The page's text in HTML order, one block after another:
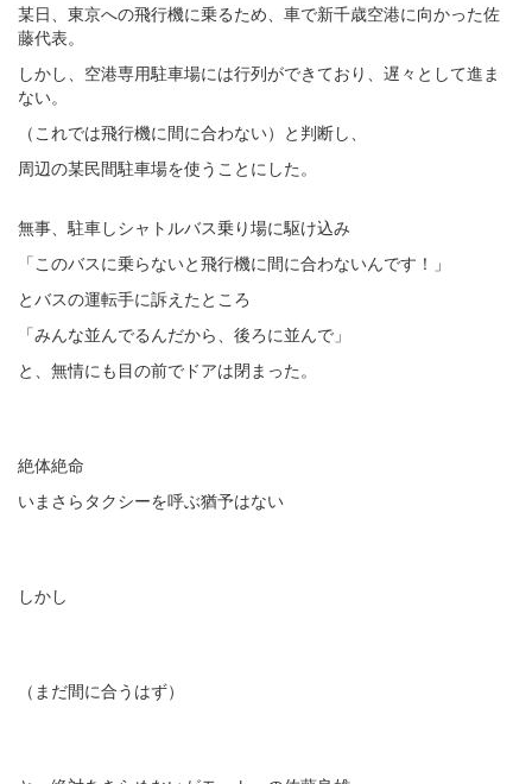
某日、東京への飛行機に乗るため、車で新千歳空港に向かった佐
藤代表。
しかし、空港専用駐車場には行列ができており、遅々として進ま
ない。
（これでは飛行機に間に合わない）と判断し、
周辺の某民間駐車場を使うことにした。
無事、駐車しシャトルバス乗り場に駆け込み
「このバスに乗らないと飛行機に間に合わないんです！」
とバスの運転手に訴えたところ
「みんな並んでるんだから、後ろに並んで」
と、無情にも目の前でドアは閉まった。
絶体絶命
いまさらタクシーを呼ぶ猶予はない
しかし
（まだ間に合うはず）